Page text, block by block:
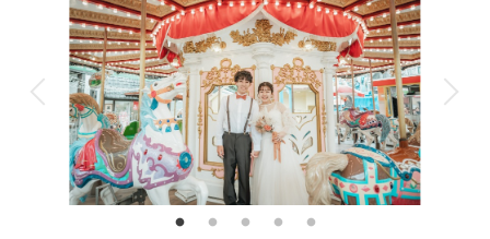
着付け ヘアメイク 小物一式
アルバム データ 100 カット 台紙付写真
衣装追加 会食 挙式
家族と撮影 家族用衣装レンタル ペットと撮影
浅草花やしき（100カット）で撮影ができる限定プラン♡
新婦様ヘア＆メイク・足袋・肌着・髪飾り
お二人の着付け・新婦と新郎1着ずつ
撮影場所までの移動費や使用料も当方で負担◎！